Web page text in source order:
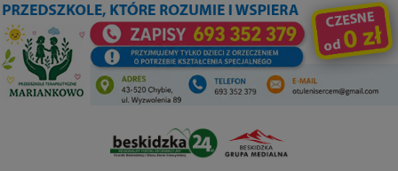
Przejdź
do
treści